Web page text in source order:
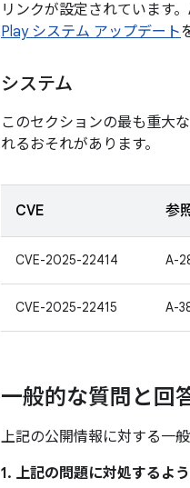
リンクが設定されています
Play システム アップデート
システム
このセクションの最も重大
れるおそれがあります。
CVE 参
CVE-2025-22414 A-
CVE-2025-22415 A-
一般的な質問と回
上記の公開情報に対する一
1. 上記の問題に対処するよ